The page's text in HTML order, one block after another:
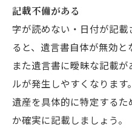
記載不備がある
字が読めない・日付が記
ると、遺言書自体が無効と
また遺言書に曖昧な記載
ルが発生しやすくなります。
遺産を具体的に特定する
か確実に記載しましょう。